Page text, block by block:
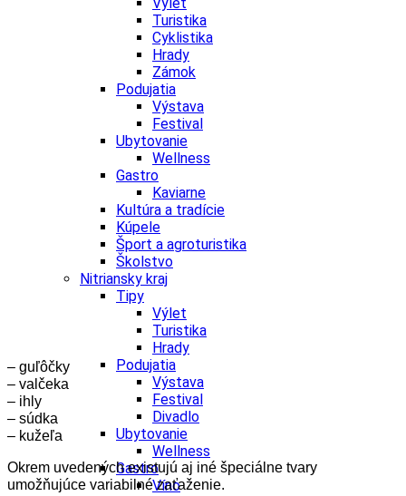
Turistika
Cyklistika
Hrady
Zámok
Podujatia
Výstava
Festival
Ubytovanie
Wellness
Gastro
Kaviarne
Kultúra a tradície
Kúpele
Šport a agroturistika
Školstvo
Nitriansky kraj
Tipy
Výlet
Turistika
Hrady
Podujatia
Výstava
Festival
Divadlo
Ubytovanie
Wellness
Gastro
Víno
– guľôčky
– valčeka
– ihly
– súdka
– kužeľa
Okrem uvedených existujú aj iné špeciálne tvary
umožňujúce variabilné zaťaženie.